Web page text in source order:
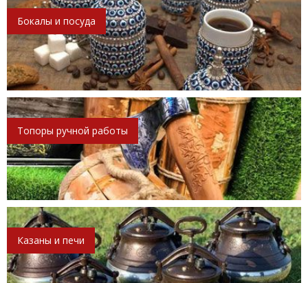
Бокалы и посуда
Топоры ручной работы
Казаны и печи